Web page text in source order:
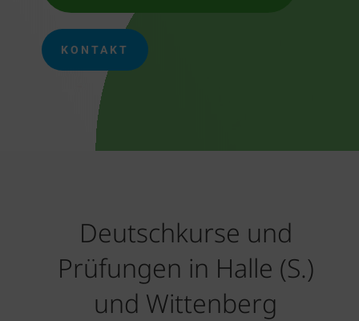
KONTAKT
Deutschkurse und
Prüfungen in Halle (S.)
und Wittenberg